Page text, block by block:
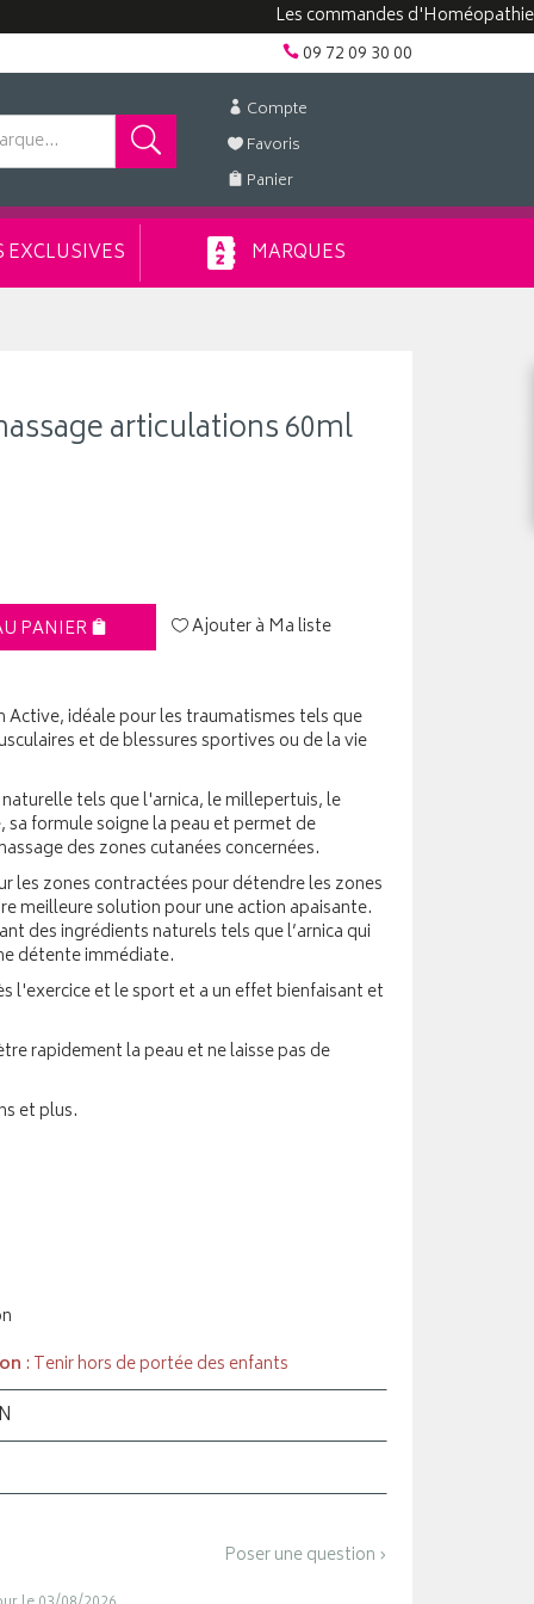
Les commandes d'Homéopathie
09 72 09 30 00
Compte
Favoris
Panier
EXCLUSIVES MARQUES
articulations 60ml
PANIER Ajouter à Ma liste
Active, idéale pour les traumatismes tels que
et de blessures sportives ou de la vie
tels que l'arnica, le millepertuis, le
formule soigne la peau et permet de
des zones cutanées concernées.
les zones contractées pour détendre les zones
meilleure solution pour une action apaisante.
des ingrédients naturels tels que l’arnica qui
détente immédiate.
l'exercice et le sport et a un effet bienfaisant et
rapidement la peau et ne laisse pas de
et plus.
: Tenir hors de portée des enfants
Poser une question ›